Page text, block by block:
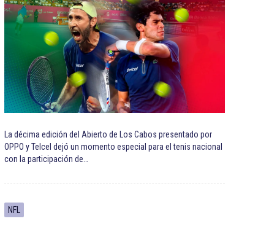
La décima edición del Abierto de Los Cabos presentado por
OPPO y Telcel dejó un momento especial para el tenis nacional
con la participación de…
NFL